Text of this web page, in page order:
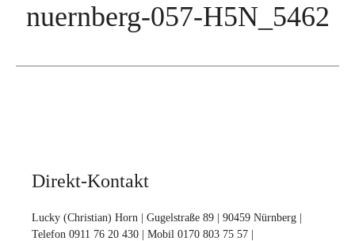
nuernberg-057-H5N_5462
Direkt-Kontakt
Lucky (Christian) Horn | Gugelstraße 89 | 90459 Nürnberg |
Telefon 0911 76 20 430 | Mobil 0170 803 75 57 |